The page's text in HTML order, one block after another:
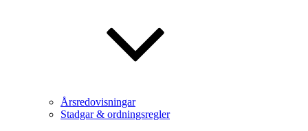
Årsredovisningar
Stadgar & ordningsregler